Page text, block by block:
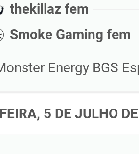
thekillaz fem
Smoke Gaming fem
Energy BGS
5 DE JULHO